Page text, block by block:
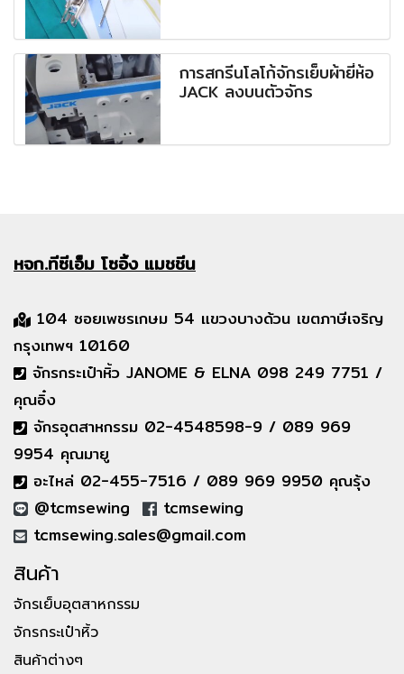
การสกรีนโลโก้จักรเย็บผ้ายี่ห้อ
JACK ลงบนตัวจักร
หจก.ทีซีเอ็มโซอิ้ง แมชชีน
104 ซอยเพชรเกษม 54 แขวงบางด้วน เขตภาษีเจริญ
กรุงเทพฯ 10160
จักรกระเป๋าหิ้ว JANOME & ELNA 098 249 7751 /
คุณอิ๋ง
จักรอุตสาหกรรม 02-4548598-9 / 089 969
9954 คุณมายู
อะไหล่ 02-455-7516 / 089 969 9950 คุณรุ้ง
@tcmsewing
tcmsewing
tcmsewing.sales@gmail.com
สินค้า
จักรเย็บอุตสาหกรรม
จักรกระเป๋าหิ้ว
สินค้าต่างๆ